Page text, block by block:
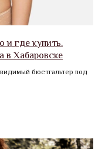
и где купить.
в Хабаровске
бюстгальтер под